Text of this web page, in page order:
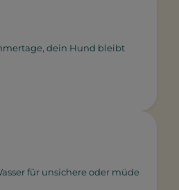
dein Hund bleibt
für unsichere oder müde